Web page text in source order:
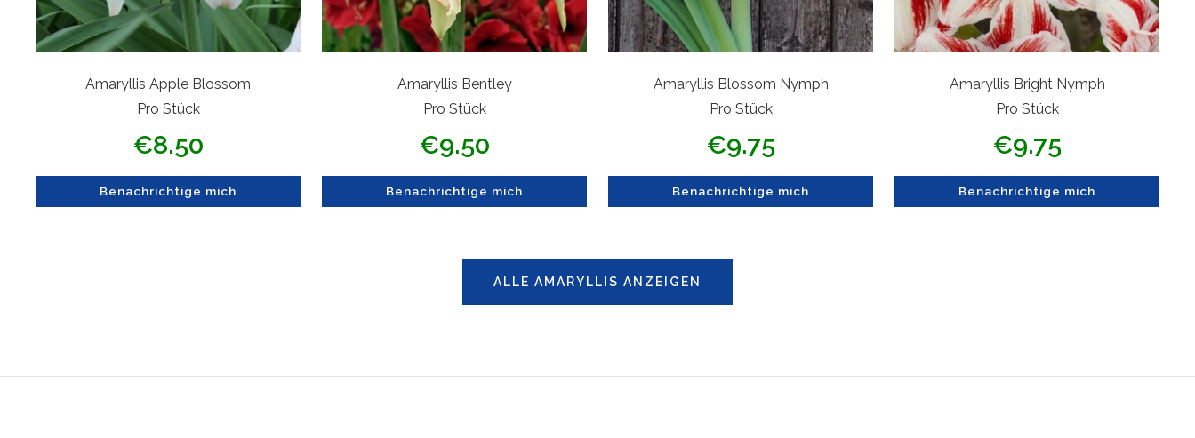
Amaryllis Apple Blossom
Pro Stück
Angebotspreis
€8.50
Benachrichtige mich
Amaryllis Bentley
Pro Stück
Angebotspreis
€9.50
Benachrichtige mich
Amaryllis Blossom Nymph
Pro Stück
Angebotspreis
€9.75
Benachrichtige mich
Amaryllis Bright Nymph
Pro Stück
Angebotspreis
€9.75
Benachrichtige mich
ALLE AMARYLLIS ANZEIGEN